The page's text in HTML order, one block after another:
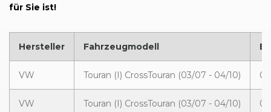
für Sie ist!
Hersteller Fahrzeugmodell
VW Touran (I) CrossTouran (03/07 - 04/10)
VW Touran (I) CrossTouran (03/07 - 04/10)